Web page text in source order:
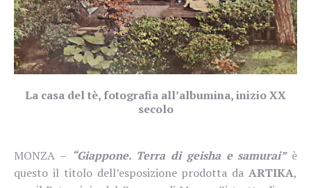
La casa del tè, fotografia all’albumina, inizio XX
secolo
MONZA – “Giappone. Terra di geisha e samurai” è
questo il titolo dell’esposizione prodotta da ARTIKA,